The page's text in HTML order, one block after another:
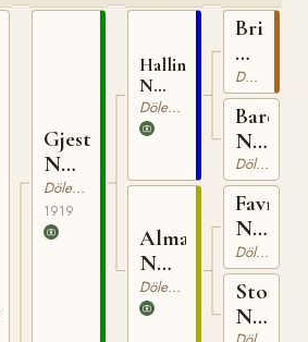
Gjestar
N
1185Dölehäst
1919
Hallingkongen
N
1020Dölehäst
Alma
N
4772
Dölehäst
Brimin
N
825
Dölehäst
Bardo
N
3505
Dölehäst
Favner
N
772Dölehäst
N